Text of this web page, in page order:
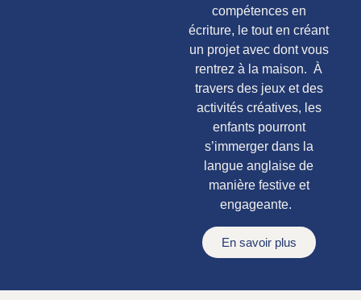
compétences en
écriture, le tout en créant
un projet avec dont vous
rentrez à la maison. À
travers des jeux et des
activités créatives, les
enfants pourront
s’immerger dans la
langue anglaise de
manière festive et
engageante.
En savoir plus